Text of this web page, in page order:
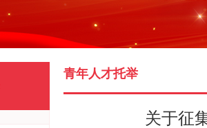
青年人才托举
关于征